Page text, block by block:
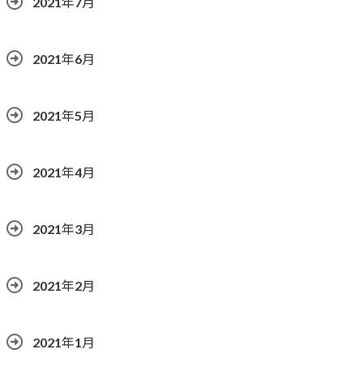
2021年6月
2021年5月
2021年4月
2021年3月
2021年2月
2021年1月